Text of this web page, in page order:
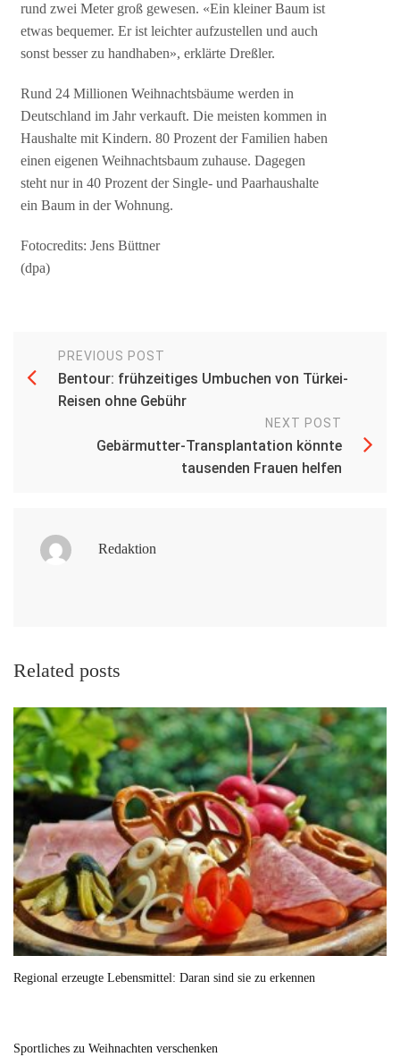
rund zwei Meter groß gewesen. «Ein kleiner Baum ist
etwas bequemer. Er ist leichter aufzustellen und auch
sonst besser zu handhaben», erklärte Dreßler.
Rund 24 Millionen Weihnachtsbäume werden in
Deutschland im Jahr verkauft. Die meisten kommen in
Haushalte mit Kindern. 80 Prozent der Familien haben
einen eigenen Weihnachtsbaum zuhause. Dagegen
steht nur in 40 Prozent der Single- und Paarhaushalte
ein Baum in der Wohnung.
Fotocredits: Jens Büttner
(dpa)
PREVIOUS POST
Bentour: frühzeitiges Umbuchen von Türkei-
Reisen ohne Gebühr
NEXT POST
Gebärmutter-Transplantation könnte
tausenden Frauen helfen
Redaktion
Related posts
Regional erzeugte Lebensmittel: Daran sind sie zu erkennen
Sportliches zu Weihnachten verschenken